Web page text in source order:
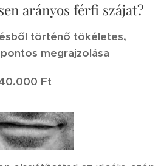
arányos férfi szájat?
történő tökéletes,
megrajzolása
Ft